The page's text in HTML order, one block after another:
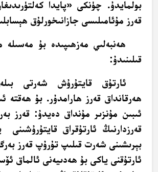
بولمايدۇ. چۈنكى «پايدا
قەرز مۇئامىلىسى جازانىخورلۇق
ھەنبەلىي مەزھىپىدە بۇ مەسىلە
قىلىنىدۇ:
ئارتۇق قايتۇرۇش شەرتى
ھەرقانداق قەرز ھارامدۇر. بۇ ھەقتە
ئىبىن مۇنزىر مۇنداق دەيدۇ: قەرز
قەرزدارنىڭ ئارتۇقراق قايتۇرۇشىنى
بېرىشىنى شەرت قىلىپ تۇرۇپ قەرز
ئارتۇقنى ياكى بۇ ھەدىيەنى ئالماق